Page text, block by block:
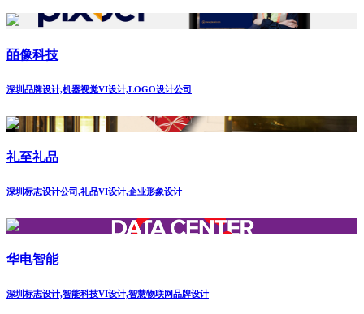
皕像科技
深圳品牌设计,机器视觉VI设计,LOGO设计公司
礼至礼品
深圳标志设计公司,礼品VI设计,企业形象设计
华电智能
深圳标志设计,智能科技VI设计,智慧物联网品牌设计